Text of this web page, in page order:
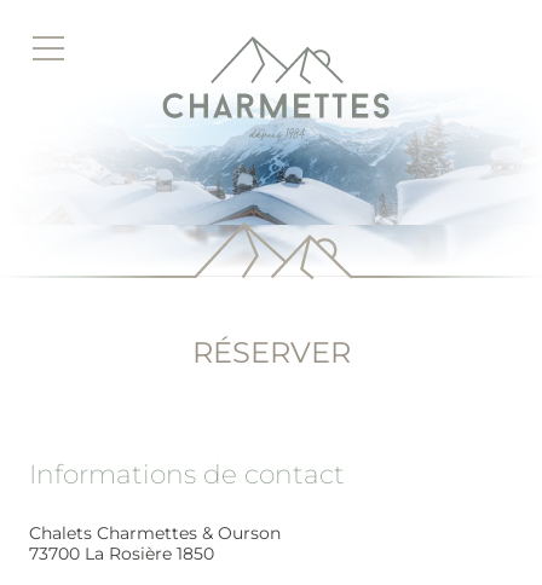
contenu
RÉSERVER
Informations de contact
Chalets Charmettes & Ourson
73700 La Rosière 1850